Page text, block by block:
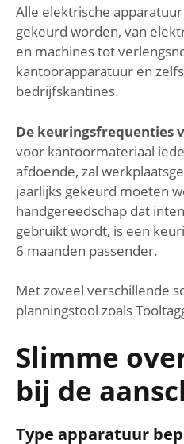
Alle elektrische
gekeurd worden, van
en machines tot
kantoorapparatuur en
bedrijfskantines.
De keuringsfrequenties
voor kantoormateriaal
afdoende, zal
jaarlijks gekeurd moeten
handgereedschap dat
gebruikt wordt, is een
6 maanden passender.
Met zoveel verschillende
planningstool zoals
Slimme
bij de
Type apparatuur